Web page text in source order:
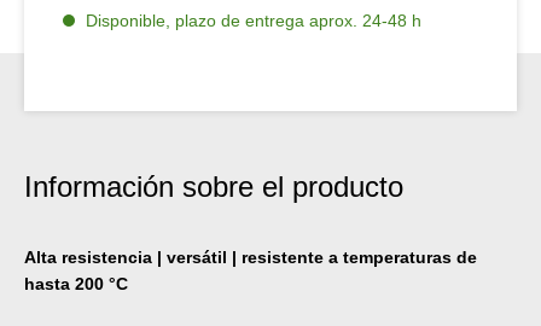
Disponible, plazo de entrega aprox. 24-48 h
Información sobre el producto
Alta resistencia | versátil | resistente a temperaturas de
hasta 200 °C